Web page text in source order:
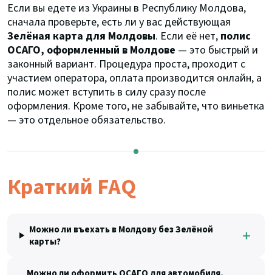
Если вы едете из Украины в Республику Молдова,
сначала проверьте, есть ли у вас действующая
Зелёная карта для Молдовы. Если её нет, полис
ОСАГО, оформленный в Молдове — это быстрый и
законный вариант. Процедура проста, проходит с
участием оператора, оплата производится онлайн, а
полис может вступить в силу сразу после
оформления. Кроме того, не забывайте, что виньетка
— это отдельное обязательство.
Краткий FAQ
Можно ли въехать в Молдову без Зелёной
карты?
＋